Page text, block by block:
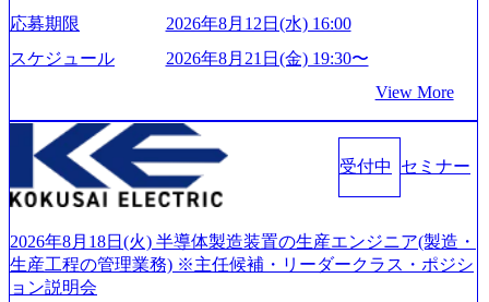
界セミナーを実施しています。 ●前回開催時のアンケート
ージのぼんやりしていた部分が明確になりました」「業界
の全体感や実際に働いていらっしゃる方の体感的なお話を
旅行事業の内容とビジネスモデル/今後の構想・事業展開/入
社後のキャリアパス ・質疑応答(20分) オンライン (Google M
eet) ・営業・マーケティングなど、ビジネスサイドでのキャ
リアを検討されている方 ・転職を具体的に決めてはいない
が、情報収集を進めたい段階の方 ・東京・大阪での勤務を
希望される方
い」という想いの下で立ち上げた新鋭ファーム テクノロジ
ーがビジネスの成功に大きな影響力を持つDX時代におい
て、20年以上にわたってFintech業界を中心に最先端テクノ
つ、あらゆる業種・業界のクライアントの企業価値の最大
化を支援するために、戦略策定、組織改革、人材育成、業
務改善、実行支援などのコンサルティングサービスを一気
通貫で提供するのが特徴（いわゆる総合コンサルティング
ファーム） 社名の由来は”DXエリアにSpir（槍）を指して
ていく”という位置づけ 一昔前は金融が強い企業として認知
されていたが、現在金融の売上割合は全体の3割。現在はTo
C事業を始め、パブリック、製造業、通信、エンタメ、教
応募期限
2026年8月12日(水) 16:00
スケジュール
2026年8月21日(金) 19:30〜
View More
受付中 セミナー
2026年8月18日(火) 半導体製造装置の生産エンジニア(製造・
生産工程の管理業務) ※主任候補・リーダークラス・ポジシ
ョン説明会